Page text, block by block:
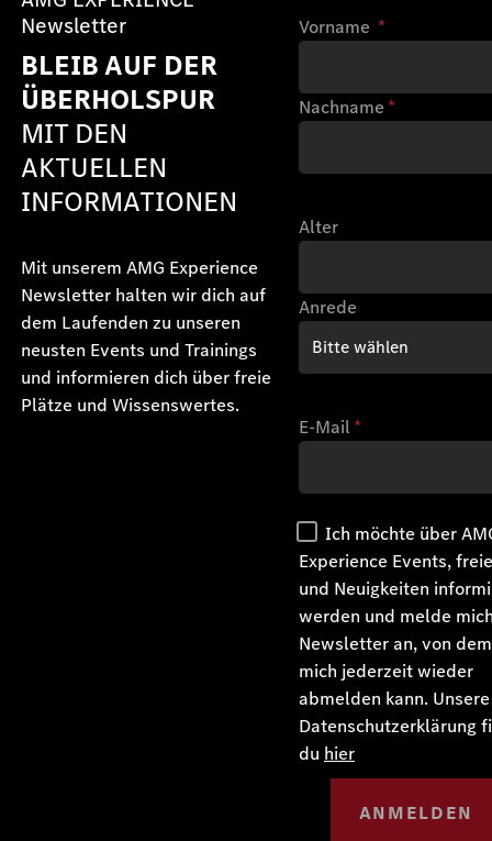
Newsletter
BLEIB AUF DER
ÜBERHOLSPUR
MIT DEN
AKTUELLEN
INFORMATIONEN
Mit unserem AMG Experience
Newsletter halten wir dich auf
dem Laufenden zu unseren
neusten Events und Trainings
und informieren dich über freie
Plätze und Wissenswertes.
Vorname *
Nachname *
Alter
Anrede
E-Mail *
Ich möchte über
Experience Events,
und Neuigkeiten
werden und melde
Newsletter an, von
mich jederzeit wieder
abmelden kann. Unsere
Datenschutzerklärung
du hier
ANMELDEN